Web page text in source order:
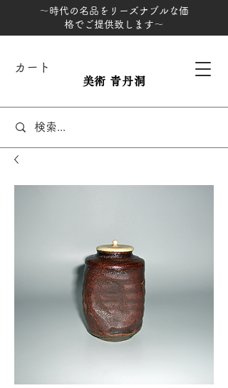
～時代の名品をリーズナブルな価
格でご提供致します～
カート
美術 青丹洞